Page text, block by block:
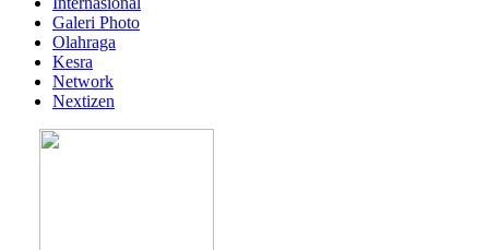
Galeri Photo
Olahraga
Kesra
Network
Nextizen